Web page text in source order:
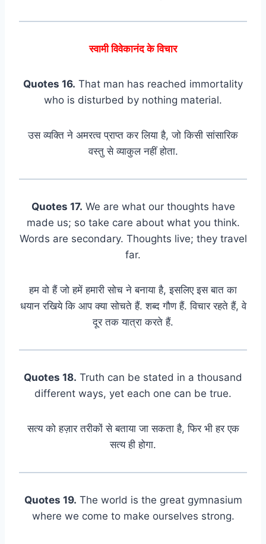
स्वामी विवेकानंद के विचार
Quotes 16. That man has reached immortality
who is disturbed by nothing material.
उस व्यक्ति ने अमरत्व प्राप्त कर लिया है, जो किसी सांसारिक
वस्तु से व्याकुल नहीं होता.
Quotes 17. We are what our thoughts have
made us; so take care about what you think.
Words are secondary. Thoughts live; they travel
far.
हम वो हैं जो हमें हमारी सोच ने बनाया है, इसलिए इस बात का
धयान रखिये कि आप क्या सोचते हैं. शब्द गौण हैं. विचार रहते हैं, वे
दूर तक यात्रा करते हैं.
Quotes 18. Truth can be stated in a thousand
different ways, yet each one can be true.
सत्य को हज़ार तरीकों से बताया जा सकता है, फिर भी हर एक
सत्य ही होगा.
Quotes 19. The world is the great gymnasium
where we come to make ourselves strong.